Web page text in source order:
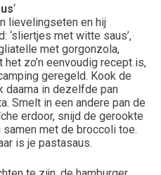
‘
lievelingseten en hij
‘sliertjes met witte saus’,
met gorgonzola,
zo’n eenvoudig recept is,
geregeld. Kook de
daarna in dezelfde pan
Smelt in een andere pan de
erdoor, snijd de gerookte
met de broccoli toe.
is je pastasaus.